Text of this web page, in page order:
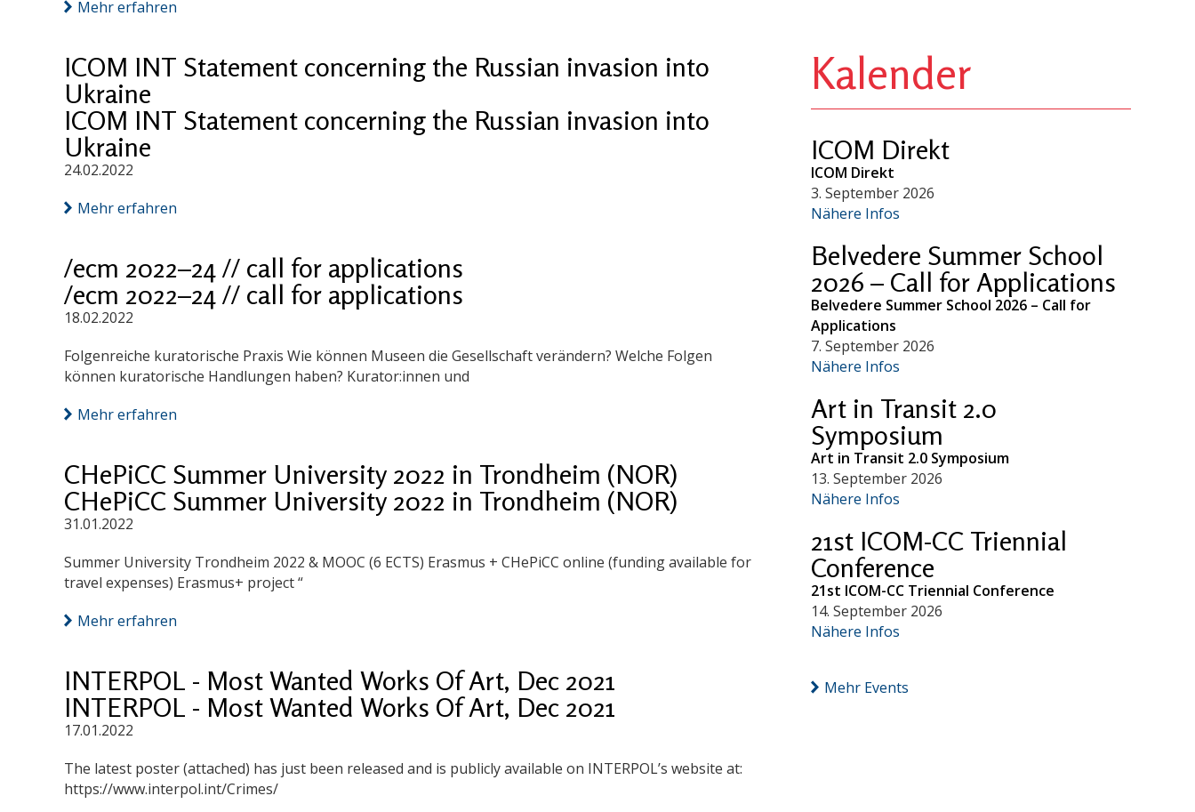
Mehr erfahren
ICOM INT Statement concerning the Russian invasion into
Ukraine
ICOM INT Statement concerning the Russian invasion into
Ukraine
24.02.2022
Mehr erfahren
/ecm 2022–24 // call for applications
/ecm 2022–24 // call for applications
18.02.2022
Folgenreiche kuratorische Praxis Wie können Museen die Gesellschaft verändern? Welche Folgen
können kuratorische Handlungen haben? Kurator:innen und
Mehr erfahren
CHePiCC Summer University 2022 in Trondheim (NOR)
CHePiCC Summer University 2022 in Trondheim (NOR)
31.01.2022
Summer University Trondheim 2022 & MOOC (6 ECTS) Erasmus + CHePiCC online (funding available for
travel expenses) Erasmus+ project “
Mehr erfahren
INTERPOL - Most Wanted Works Of Art, Dec 2021
INTERPOL - Most Wanted Works Of Art, Dec 2021
17.01.2022
The latest poster (attached) has just been released and is publicly available on INTERPOL’s website at:
https://www.interpol.int/Crimes/
Kalender
ICOM Direkt
ICOM Direkt
3. September 2026
Nähere Infos
Belvedere Summer School
2026 – Call for Applications
Belvedere Summer School 2026 – Call for
Applications
7. September 2026
Nähere Infos
Art in Transit 2.0
Symposium
Art in Transit 2.0 Symposium
13. September 2026
Nähere Infos
21st ICOM-CC Triennial
Conference
21st ICOM-CC Triennial Conference
14. September 2026
Nähere Infos
Mehr Events